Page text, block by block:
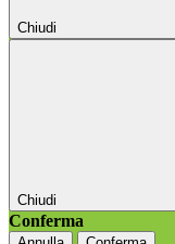
Chiudi
Chiudi
Conferma